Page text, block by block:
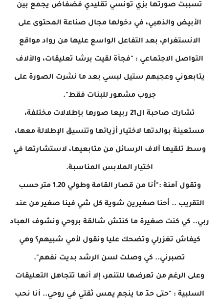
تسببت صورتها بزي تونسي تقليدي فضفاض يجمع بين
الأبيض والذهبي، في دخولها مجال صناعة المحتوى على
الانستغرام، بعد التفاعل الواسع عليها من رواد مواقع
التواصل الاجتماعي : "فجأة لقيت برشا تعليقات، والآلاف
يتابعوني وعجبهم ستيل لبسي بعد ما نشرت الصورة على
جروب مشهور للبنات فقط".
تشارك صاحبة ال21 ربيعا صورها بإطلالات مختلفة،
مستعينة بوالدتها لاختيار أزيائها وتنسيق الإطلالة معها،
وسط تلقيها آلاف الرسائل من متابعيها، لاستشارتها في
اختيار الملابس المناسبة.
وتقول آمنة :"أنا من قصار القامة وطولي 1.20 متر حسب
التقريب .. أحنا صغيرين شوية كل شي فينا صغير من عند
ربي.. كي كنت صغيرة ما كنتش شالقة بروحي ونشوف العباد
كيفاش تغزرلي وتضحك عليا ونقول لأمي شبيهم؟ وهي
تصبرني.. كي وصلت لسن الرشد بديت نفهم".
وعلى الرغم من تعرضها للتنمر، إلا أنها تتجاهل التعليقات
السلبية : "حتى حدّ ما ينجم يمس ثقتي في روحي.. أنا نحب